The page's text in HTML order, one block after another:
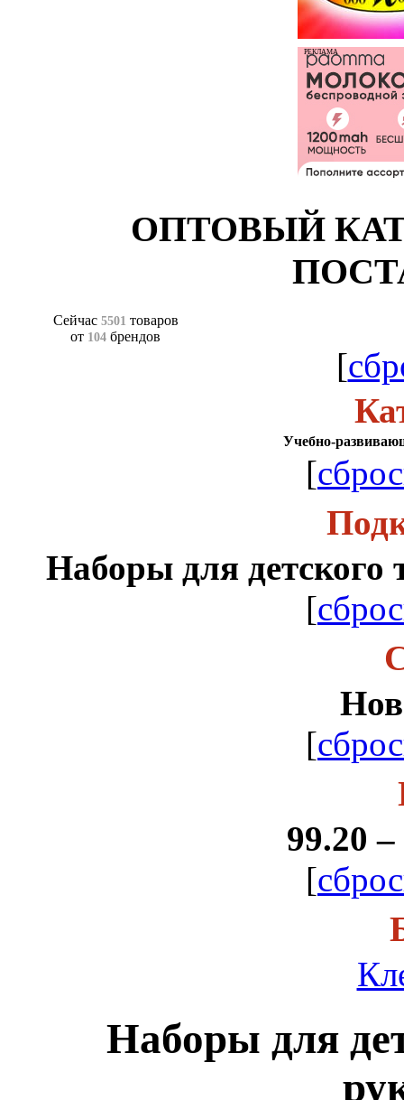
РЕКЛАМА
ОПТОВЫЙ
Сейчас 5501 товаров
от 104 брендов
[
Учебно-
[
Наборы для детского
[
[
99.20
[
Наборы для